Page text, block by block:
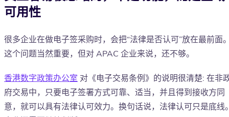
可用性
很多企业在做电子签采购时，会把“法律是否认可”放在最前面
这个问题当然重要，但对 APAC 企业来说，还不够。
香港数字政策办公室 对《电子交易条例》的说明很清楚: 在非
府交易中，只要电子签署方式可靠、适当，并且得到接收方同
意，就可以具有法律认可效力。换句话说，法律认可只是底线